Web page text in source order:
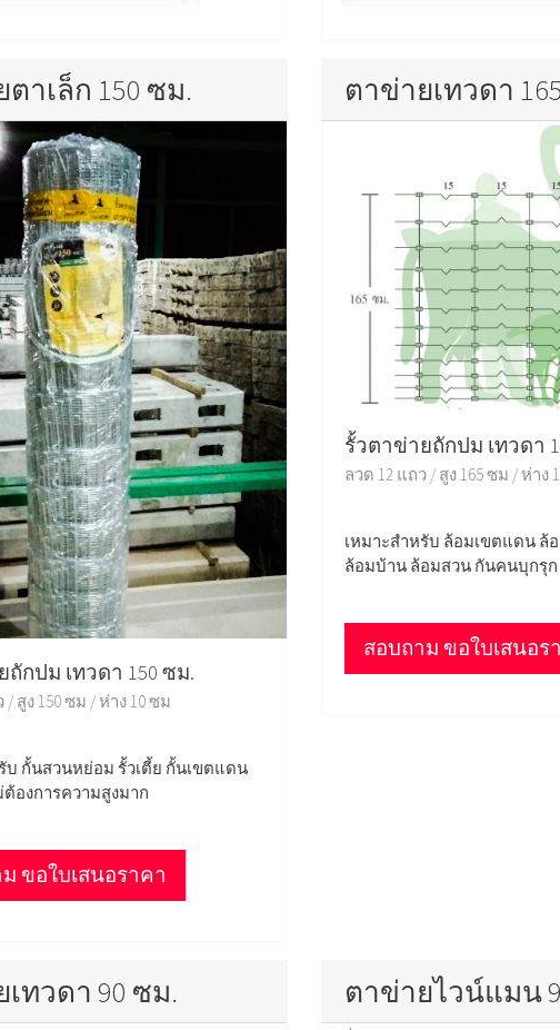
าเล็ก 150 ซม.
กปม เทวดา 150 ซม.
/ สูง 150 ซม / ห่าง 10 ซม
บ กั้นสวนหย่อม รั้วเตี้ย กั้นเขตแดน
องการความสูงมาก
ขอใบเสนอราคา
ตาข่ายเทวดา
รั้วตาข่ายถักปม เทวดา
ลวด 12 แถว / สูง 165 ซม / ห่าง
เหมาะสำหรับ ล้อมเขตแดน ล้
ล้อมบ้าน ล้อมสวน กันคนบุกรุก
สอบถาม ขอใบเสนอร
ทวดา 90 ซม. ตาข่ายไวน์แมน